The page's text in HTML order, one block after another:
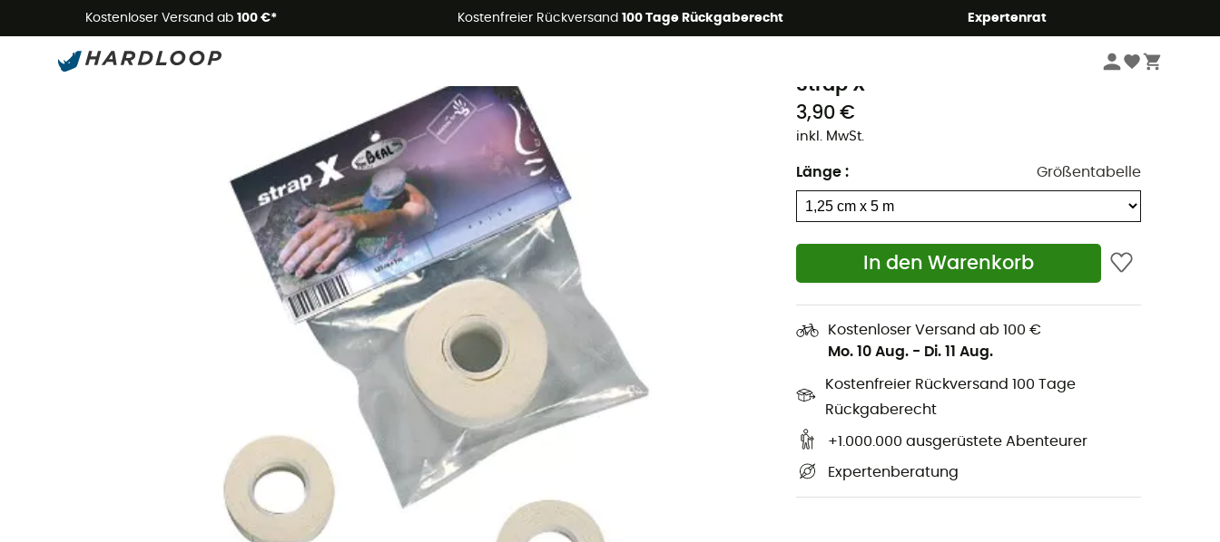
Kostenloser Versand ab 100 €* Kostenfreier Rückversand 100 Tage Rückgaberecht Expertenrat
Strap X
3,90 €
inkl. MwSt.
Länge : Größentabelle
In den Warenkorb
Kostenloser Versand ab 100 €
Mo. 10 Aug. - Di. 11 Aug.
Kostenfreier Rückversand 100 Tage
Rückgaberecht
+1.000.000 ausgerüstete Abenteurer
Expertenberatung